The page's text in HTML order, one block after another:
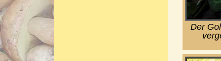
Der